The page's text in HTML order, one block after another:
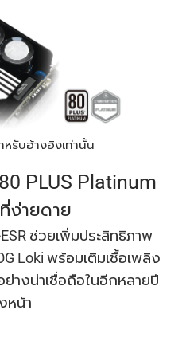
รับอ้างอิงเท่านั้น
PLUS Platinum
ง่ายดาย
ช่วยเพิ่มประสิทธิภาพ
Loki พร้อมเติมเชื้อเพลิง
างน่าเชื่อถือในอีกหลายปี
หน้า